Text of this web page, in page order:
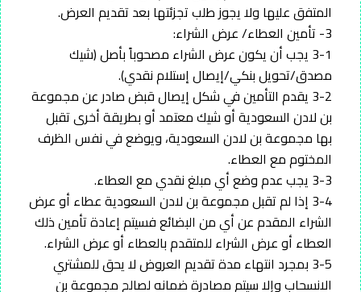
المتفق عليها ولا يجوز طلب تجزئتها بعد تقديم العرض.
3- تأمين العطاء/ عرض الشراء:
3-1 يجب أن يكون عرض الشراء مصحوباً بأصل (شيك
مصدق/تحويل بنكي/إيصال إستلام نقدي).
3-2 يقدم التأمين في شكل إيصال قبض صادر عن مجموعة
بن لادن السعودية أو شيك معتمد أو بطريقة أخرى تقبل
بها مجموعة بن لادن السعودية، ويوضع في نفس الظرف
المختوم مع العطاء.
3-3 يجب عدم وضع أي مبلغ نقدي مع العطاء.
3-4 إذا لم تقبل مجموعة بن لادن السعودية عطاء أو عرض
الشراء المقدم عن أي من البضائع فسيتم إعادة تأمين ذلك
العطاء أو عرض الشراء للمتقدم بالعطاء أو عرض الشراء.
3-5 بمجرد انتهاء مدة تقديم العروض لا يحق للمشتري
الانسحاب وإلا سيتم مصادرة ضمانه لصالح مجموعة بن